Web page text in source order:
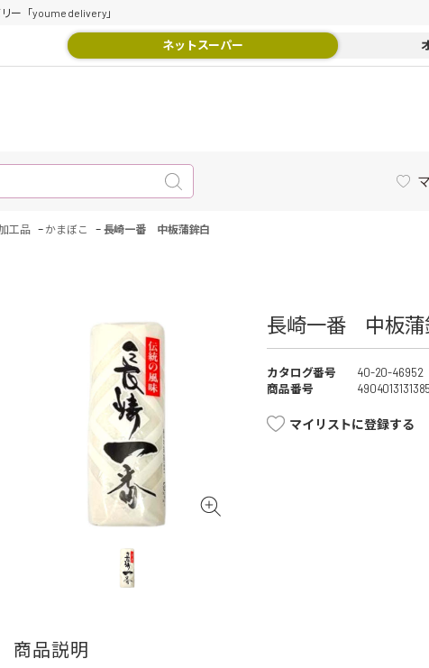
ー「youme delivery」
ネットスーパー
工品 - かまぼこ - 長崎一番 中板蒲鉾白
長崎一番 中板蒲
カタログ番号
40-20-46952
商品番号
4904013131385
マイリストに登録する
商品説明